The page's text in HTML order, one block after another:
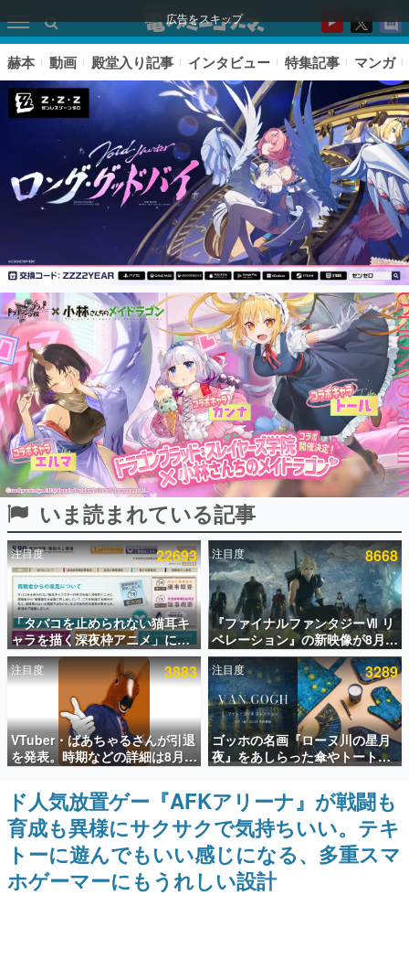
広告をスキップ
ピックアップ
電ファミのいま読まれている記事ランキング
アプリセール情報
インタビュー
連載・特集一覧
殿堂入り記事
SNS拡散数が数千以上！ ページビュー数万以上！ などな
ど。多くの人々に読まれた、電ファミ渾身の“殿堂入り”記
事をまとめました。
ゲームの企画書
名作ゲームクリエイターの方々に製作時のエピソードをお
聞きし、ヒットする企画（ゲーム）とは何か？を探ってい
きます。
赫本
この物語を解いてはいけない。『赫本』は、〈試験問題〉
の形をした短編ホラー小説集です。
新世代に訊く
これからのデジタルゲーム市場を担う若きクリエイター達
の姿を追い、彼らのルーツと情熱を探っていきます。
ゲーム世代の作家たち
ゲームに多大な影響を受けた作家さんに取材し、ゲームが
日本のコンテンツ産業やカルチャーに与えた影響を探る企
画です。
日本モバイルゲーム産業史
日本のモバイルゲーム史における主要なトピック・タイト
赫本 動画 殿堂入り記事 インタビュー 特集記事 マンガ
いま読まれている記事
注目度 22693
「タバコを止められない猫耳キ
ャラを描く深夜枠アニメ」に視
聴者の一部から批判意見。違法
薬物の使用と思しき描写も含め
て、BPOが議論を交わす
注目度 8668
『ファイナルファンタジーⅦ リ
ベレーション』の新映像が8月
26日早朝に公開へ。『FF7』リ
メイクシリーズの完結編、
「gamescom」のオープニング
ナイトライブにてディレクター
の浜口直樹氏が登壇する予定
注目度 3883
VTuber・ばあちゃるさんが引退
を発表。時期などの詳細は8月9
日15時からの配信で説明
注目度 3289
ゴッホの名画『ローヌ川の星月
夜』をあしらった傘やトートバ
ッグなどが登場。8月7日21時よ
り2日間限定で予約販売
ド人気放置ゲー『AFKアリーナ』が戦闘も
育成も異様にサクサクで気持ちいい。テキ
トーに遊んでもいい感じになる、多重スマ
ホゲーマーにもうれしい設計